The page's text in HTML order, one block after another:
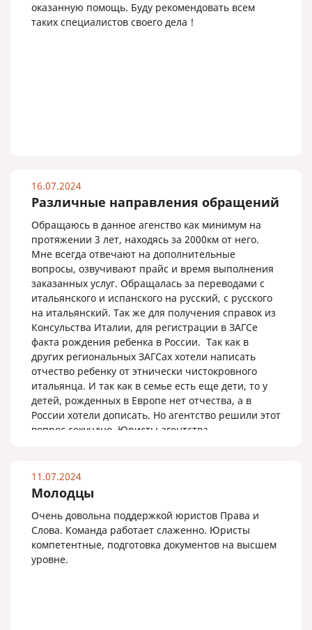
оказанную помощь. Буду рекомендовать всем
таких специалистов своего дела !
16.07.2024
Различные направления обращений
Обращаюсь в данное агенство как минимум на
протяжении 3 лет, находясь за 2000км от него.
Мне всегда отвечают на дополнительные
вопросы, озвучивают прайс и время выполнения
заказанных услуг. Обращалась за переводами с
итальянского и испанского на русский, с русского
на итальянский. Так же для получения справок из
Консульства Италии, для регистрации в ЗАГСе
факта рождения ребенка в России. Так как в
других региональных ЗАГСах хотели написать
отчество ребенку от этнически чистокровного
итальянца. И так как в семье есть еще дети, то у
детей, рожденных в Европе нет отчества, а в
России хотели дописать. Но агентство решили этот
вопрос секундно. Юристы агентства
меня и прислали оригиналы, так же
апостилированные и с переводом для Италии. По
другим вопросам я считаю так же можно легко
обращаться и индивидуально вам подскажут, как
решить даже самый СЛОЖНЫЙ вопрос.
Рекомендую. С уважением к руководителю и ее
замечательному агентству! Спасибо❤️
11.07.2024
Молодцы
Очень довольна поддержкой юристов Права и
Слова. Команда работает слаженно. Юристы
компетентные, подготовка документов на высшем
уровне.